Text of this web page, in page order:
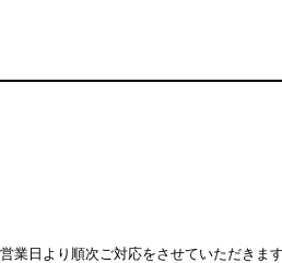
日より順次ご対応をさせていただきます